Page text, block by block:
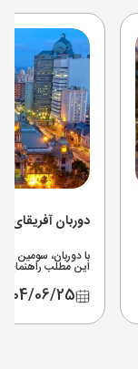
دوربان آفریقای
با دوربان، سومین
این مطلب راهنمای
جنوبی در دوربان و
06/25